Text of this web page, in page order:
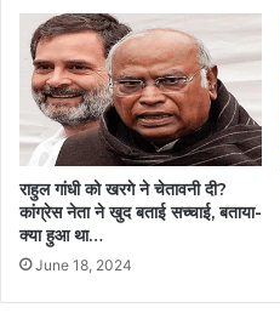
राहुल गांधी को खरगे ने चेतावनी दी?
कांग्रेस नेता ने खुद बताई सच्चाई, बताया-
क्या हुआ था…
June 18, 2024